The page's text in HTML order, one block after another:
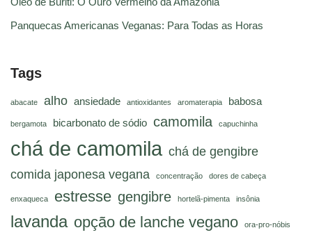
Panquecas Americanas Veganas: Para Todas as Horas
Tags
abacate alho ansiedade antioxidantes aromaterapia babosa
bergamota bicarbonato de sódio camomila capuchinha
chá de camomila chá de gengibre
comida japonesa vegana
concentração dores de cabeça
enxaqueca estresse gengibre hortelã-pimenta insônia
lavanda opção de lanche vegano ora-pro-nóbis